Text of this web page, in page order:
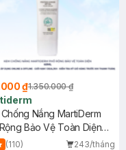
₫1.350.000 ₫
Nắng MartiDerm
Bảo Vệ Toàn Diện
(110)
243/tháng